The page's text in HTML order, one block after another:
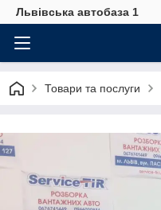
Львівська автобаза 1
Товари та послуги